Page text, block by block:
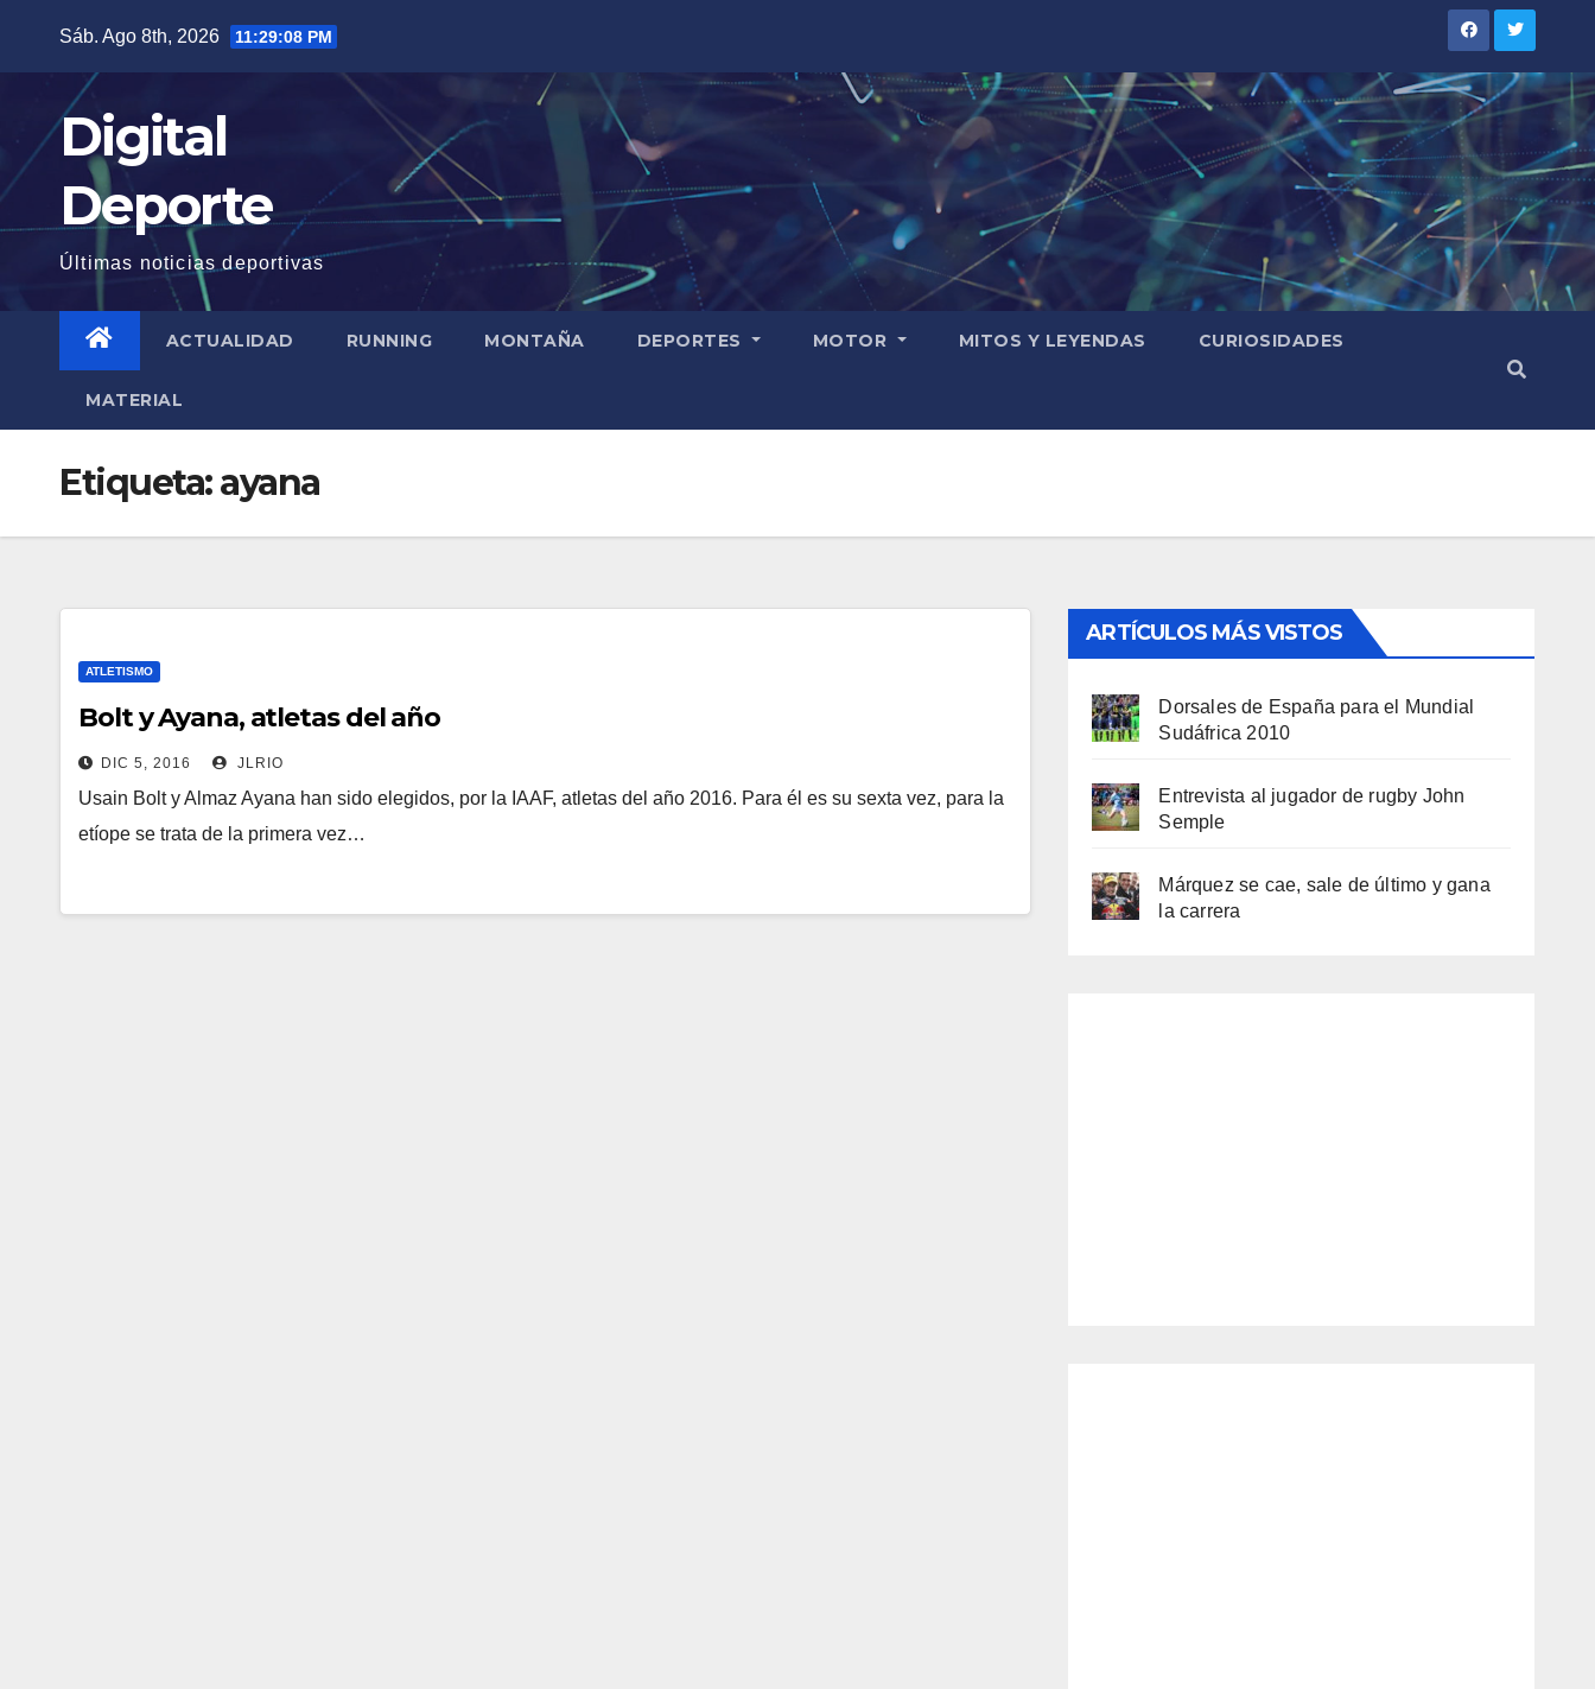
contenido
Sáb. Ago 8th, 2026 11:29:09 PM
Digital
Deporte
Últimas noticias deportivas
ACTUALIDAD RUNNING MONTAÑA DEPORTES MOTOR MITOS Y LEYENDAS CURIOSIDADES
MATERIAL
Etiqueta:ayana
ATLETISMO
Bolt y Ayana, atletas del año
DIC 5, 2016 JLRIO
Usain Bolt y Almaz Ayana han sido elegidos, por la IAAF, atletas del año 2016. Para él es su sexta vez, para la
etíope se trata de la primera vez…
ARTÍCULOS MÁS VISTOS
Dorsales de España para el Mundial
Sudáfrica 2010
Entrevista al jugador de rugby John
Semple
Márquez se cae, sale de último y gana
la carrera